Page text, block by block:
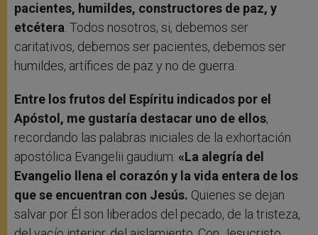
pacientes, humildes, constructores de paz, y
etcétera . Todos nosotros, si, debemos ser
caritativos, debemos ser pacientes, debemos ser
humildes, artífices de paz y no de guerra.
Entre los frutos del Espíritu indicados por el
Apóstol, me gustaría destacar uno de ellos,
recordando las palabras iniciales de la exhortación
apostólica Evangelii gaudium: «La alegría del
Evangelio llena el corazón y la vida entera de los
que se encuentran con Jesús. Quienes se dejan
salvar por Él son liberados del pecado, de la tristeza,